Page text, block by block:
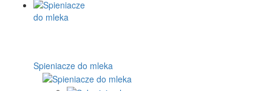
Spieniacze do mleka